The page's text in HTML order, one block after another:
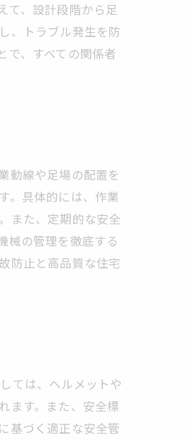
て、設計段階から足
、トラブル発生を防
で、すべての関係者
動線や足場の配置を
。具体的には、作業
また、定期的な安全
械の管理を徹底する
防止と高品質な住宅
ては、ヘルメットや
ます。また、安全標
基づく適正な安全管